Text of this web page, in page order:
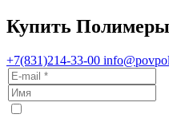
Купить Полимеры
+7(831)214-33-00